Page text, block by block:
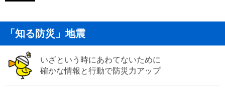
「知る防災」地震
いざという時にあわてないために
確かな情報と行動で防災力アップ